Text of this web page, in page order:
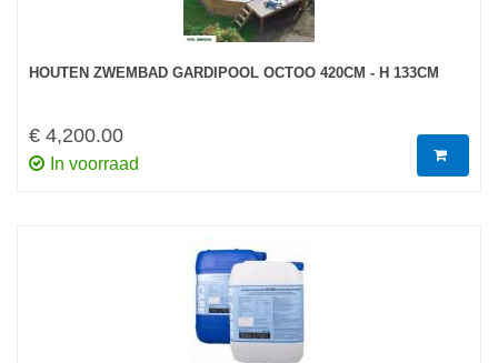
HOUTEN ZWEMBAD GARDIPOOL OCTOO 420CM - H 133CM
€ 4,200.00
In voorraad